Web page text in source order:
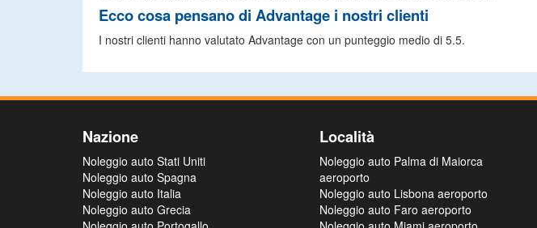
Ecco cosa pensano di Advantage i nostri clienti
I nostri clienti hanno valutato Advantage con un punteggio medio di 5.5.
Nazione
Noleggio auto Stati Uniti
Noleggio auto Spagna
Noleggio auto Italia
Noleggio auto Grecia
Località
Noleggio auto Palma di Maiorca
aeroporto
Noleggio auto Lisbona aeroporto
Noleggio auto Faro aeroporto